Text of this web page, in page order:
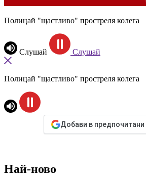
Полицай "щастливо" простреля колега
Слушай Слушай
Полицай "щастливо" простреля колега
Добави в предпочитани
Най-ново